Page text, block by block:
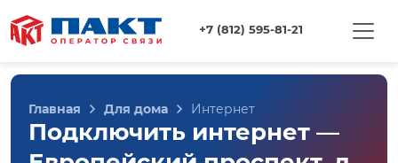
+7 (812) 595-81-21
Главная Для дома Интернет
Подключить интернет —